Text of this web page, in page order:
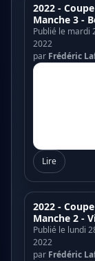
2022 -
Manche 3 -
Publié le mardi
2022
par Frédéric
Lire
2022 -
Manche 2 -
Publié le lundi
2022
par Frédéric